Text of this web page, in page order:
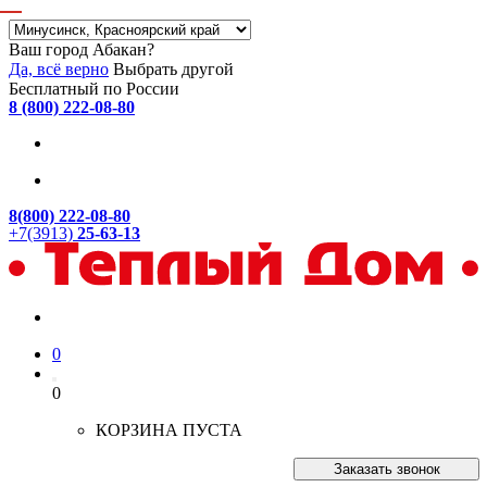
Ваш город Абакан?
Да, всё верно Выбрать другой
Бесплатный по России
8 (800) 222-08-80
8(800) 222-08-80
+7(3913) 25-63-13
0
0
КОРЗИНА ПУСТА
Заказать звонок